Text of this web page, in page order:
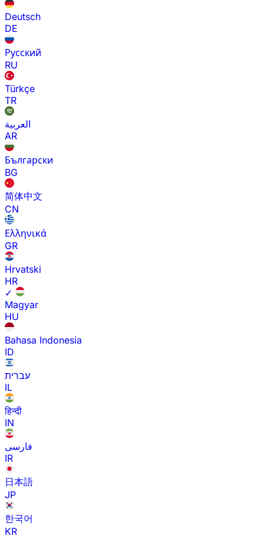
Deutsch
DE
Русский
RU
Türkçe
TR
العربية
AR
Български
BG
简体中文
CN
Ελληνικά
GR
Hrvatski
HR
✓
Magyar
HU
Bahasa Indonesia
ID
עברית
IL
हिन्दी
IN
فارسی
IR
日本語
JP
한국어
KR